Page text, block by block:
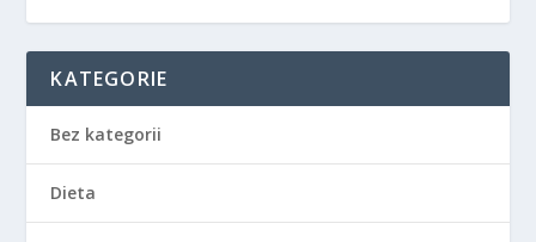
KATEGORIE
Bez kategorii
Dieta